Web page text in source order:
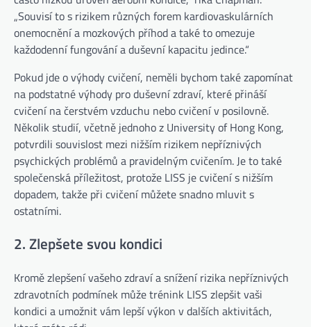
„Souvisí to s rizikem různých forem kardiovaskulárních
onemocnění a mozkových příhod a také to omezuje
každodenní fungování a duševní kapacitu jedince.“
Pokud jde o výhody cvičení, neměli bychom také zapomínat
na podstatné výhody pro duševní zdraví, které přináší
cvičení na čerstvém vzduchu nebo cvičení v posilovně.
Několik studií, včetně jednoho z University of Hong Kong,
potvrdili souvislost mezi nižším rizikem nepříznivých
psychických problémů a pravidelným cvičením. Je to také
společenská příležitost, protože LISS je cvičení s nižším
dopadem, takže při cvičení můžete snadno mluvit s
ostatními.
2. Zlepšete svou kondici
Kromě zlepšení vašeho zdraví a snížení rizika nepříznivých
zdravotních podmínek může trénink LISS zlepšit vaši
kondici a umožnit vám lepší výkon v dalších aktivitách,